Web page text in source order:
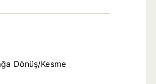
Dönüş/Kesme